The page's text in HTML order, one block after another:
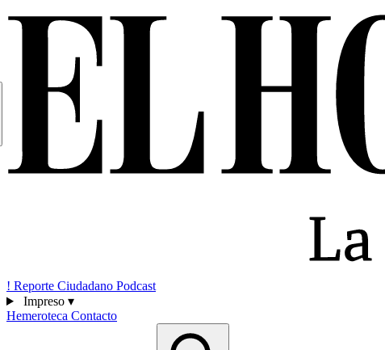
! Reporte Ciudadano Podcast
Impreso ▾
Hemeroteca Contacto